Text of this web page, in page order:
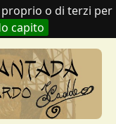
proprio o di terzi per
capito